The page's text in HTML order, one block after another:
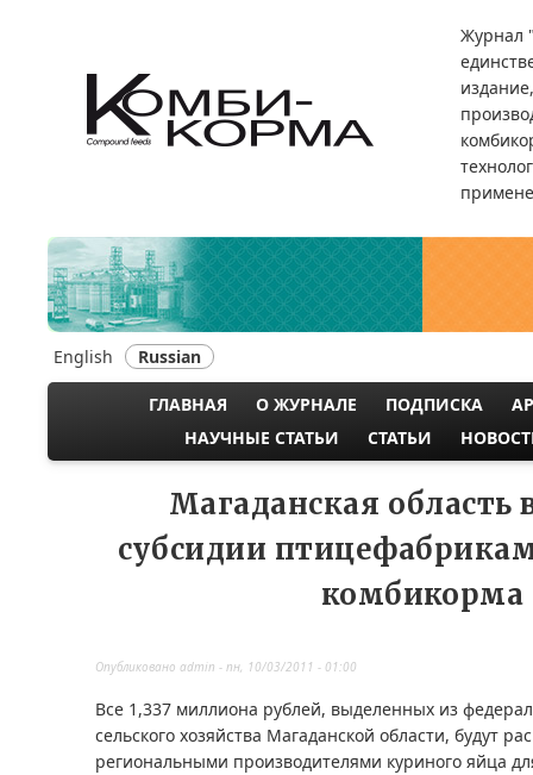
Журнал
English Russian
NAVIGATION
ГЛАВНАЯ О ЖУРНАЛЕ ПОДПИСКА
НАУЧНЫЕ СТАТЬИ
СТАТЬИ
Магаданская область
субсидии
комбикорма
Опубликовано admin - пн, 10/03/2011 - 01:00
Все 1,337 миллиона рублей, выделенных из
сельского хозяйства Магаданской области, будут
региональными производителями куриного яйца